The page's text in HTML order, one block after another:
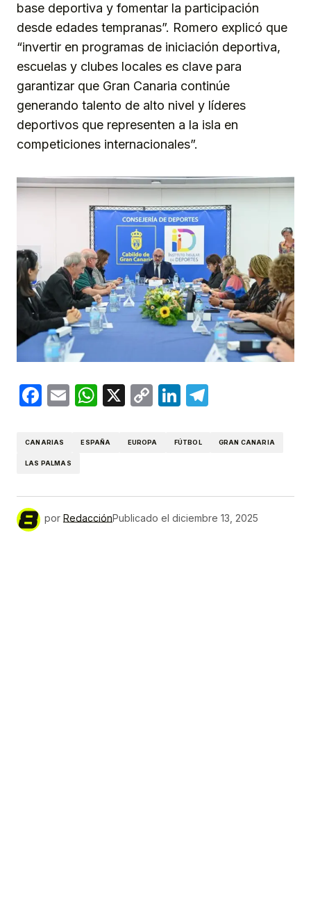
base deportiva y fomentar la participación
desde edades tempranas”. Romero explicó que
“invertir en programas de iniciación deportiva,
escuelas y clubes locales es clave para
garantizar que Gran Canaria continúe
generando talento de alto nivel y líderes
deportivos que representen a la isla en
competiciones internacionales”.
Facebook
EmailWhatsApp
X
CopyLinkedIn
CANARIAS ESPAÑA EUROPA FÚTBOL GRAN CANARIA
LAS PALMAS
por RedacciónPublicado el diciembre 13, 2025